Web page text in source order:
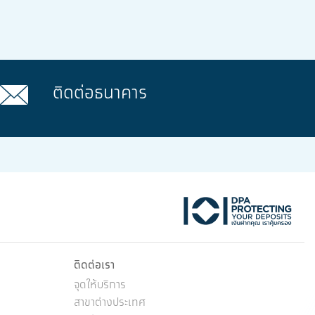
ติดต่อธนาคาร
ติดต่อเรา
จุดให้บริการ
สาขาต่างประเทศ